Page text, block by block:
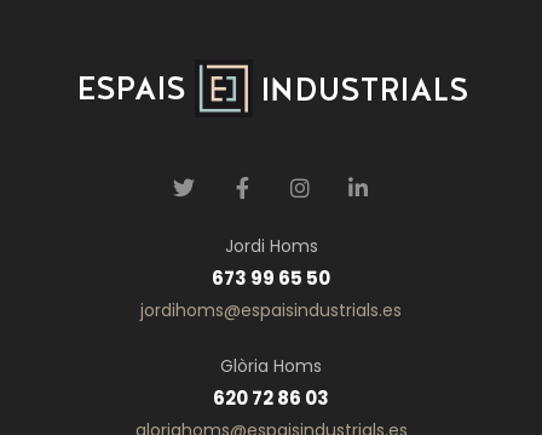
Jordi Homs
673 99 65 50
jordihoms@espaisindustrials.es
Glòria Homs
620 72 86 03